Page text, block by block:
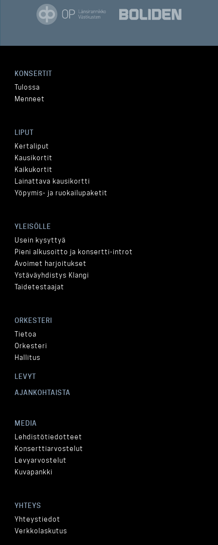
KONSERTIT
Tulossa
Menneet
LIPUT
Kertaliput
Kausikortit
Kaikukortit
Lainattava kausikortti
Yöpymis- ja ruokailupaketit
YLEISÖLLE
Usein kysyttyä
Pieni alkusoitto ja konsertti-introt
Avoimet harjoitukset
Ystäväyhdistys Klangi
Taidetestaajat
ORKESTERI
Tietoa
Orkesteri
Hallitus
LEVYT
AJANKOHTAISTA
MEDIA
Lehdistötiedotteet
Konserttiarvostelut
Levyarvostelut
Kuvapankki
YHTEYS
Yhteystiedot
Verkkolaskutus